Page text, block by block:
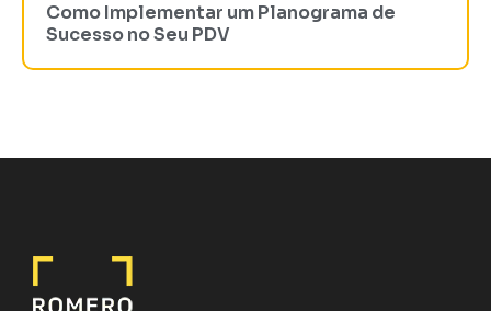
Como Implementar um Planograma de
Sucesso no Seu PDV